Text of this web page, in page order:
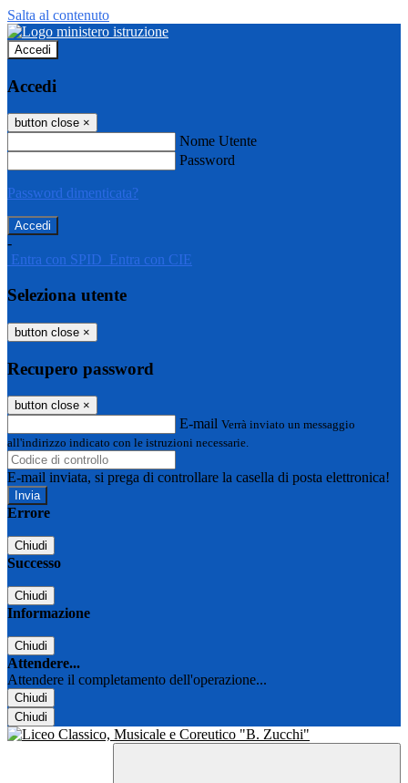
Salta al contenuto
Accedi
Accedi
button close ×
Nome Utente
Password
Password dimenticata?
-
Entra con SPID Entra con CIE
Seleziona utente
button close ×
Recupero password
button close ×
E-mail Verrà inviato un messaggio
all'indirizzo indicato con le istruzioni necessarie.
E-mail inviata, si prega di controllare la casella di posta elettronica!
Errore
Chiudi
Successo
Chiudi
Informazione
Chiudi
Attendere...
Attendere il completamento dell'operazione...
Chiudi
Chiudi